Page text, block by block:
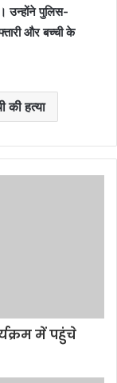
उन्होंने पुलिस-
और बच्ची के
की हत्या
में पहुंचे